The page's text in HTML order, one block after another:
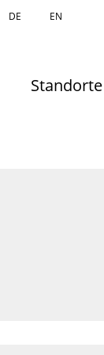
DE EN
Standorte